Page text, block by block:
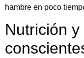
hambre en poco
Nutrición